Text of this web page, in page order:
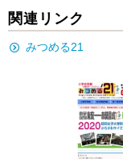
関連リンク
みつめる21